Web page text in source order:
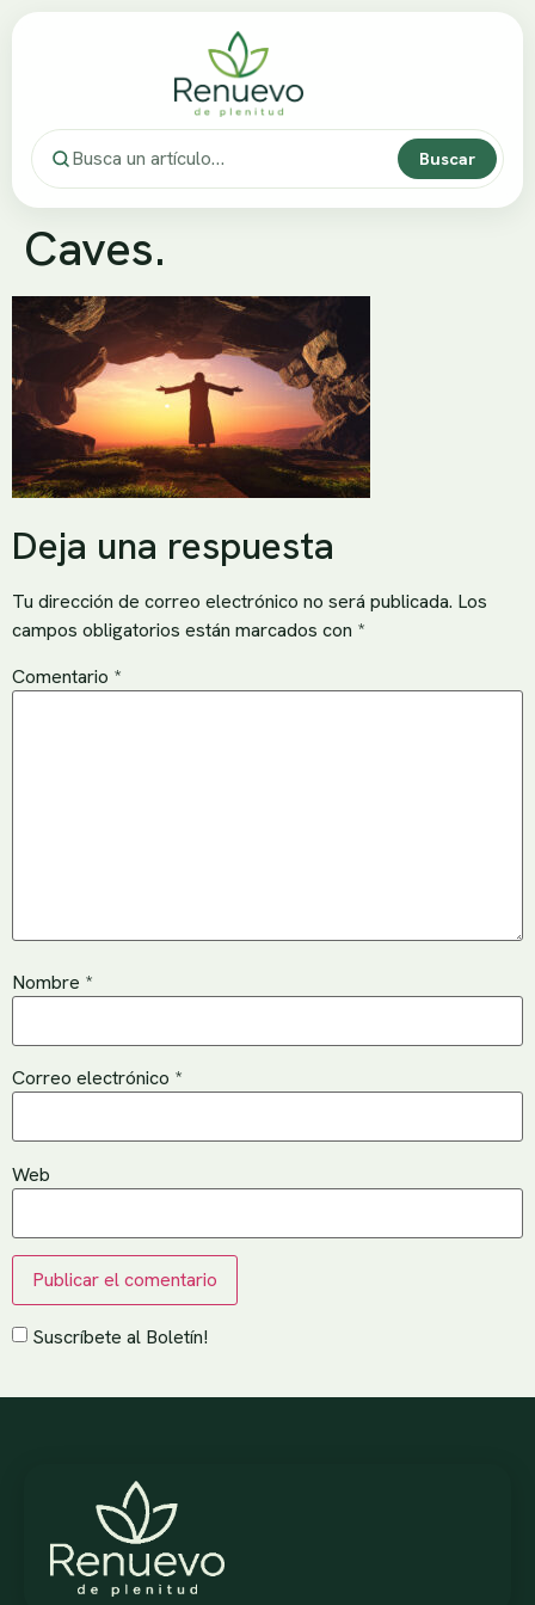
Buscar
Caves.
Deja una respuesta
Tu dirección de correo electrónico no será publicada. Los
campos obligatorios están marcados con *
Comentario *
Nombre *
Correo electrónico *
Web
Suscríbete al Boletín!